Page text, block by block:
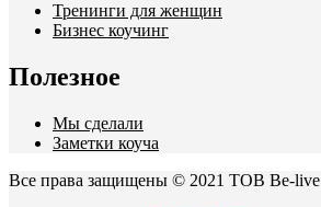
Тренинги для женщин
Бизнес коучинг
Полезное
Мы сделали
Заметки коуча
Все права защищены © 2021 ТОВ Be-live